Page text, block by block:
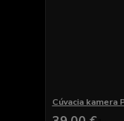
Cúvacia